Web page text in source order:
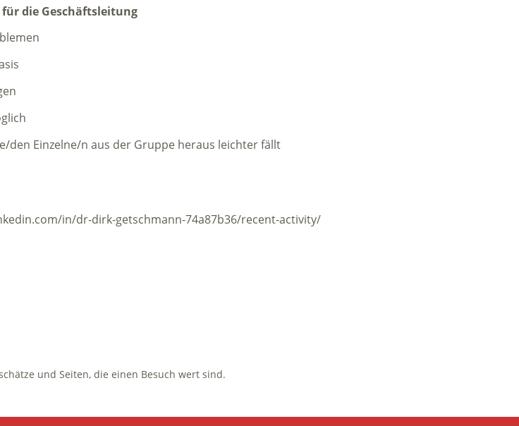
die Geschäftsleitung
den Einzelne/n aus der Gruppe heraus leichter fällt
in/dr-dirk-getschmann-74a87b36/recent-activity/
und Seiten, die einen Besuch wert sind.